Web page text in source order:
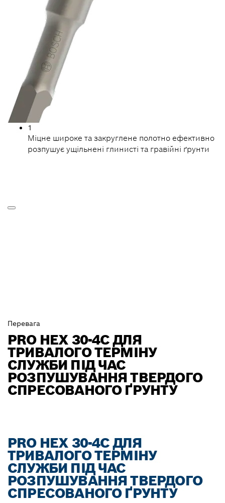
1
Міцне широке та закруглене полотно ефективно
розпушує ущільнені глинисті та гравійні ґрунти
Перевага
PRO HEX 30-4C ДЛЯ
ТРИВАЛОГО ТЕРМІНУ
СЛУЖБИ ПІД ЧАС
РОЗПУШУВАННЯ ТВЕРДОГО
СПРЕСОВАНОГО ҐРУНТУ
PRO HEX 30-4C ДЛЯ
ТРИВАЛОГО ТЕРМІНУ
СЛУЖБИ ПІД ЧАС
РОЗПУШУВАННЯ ТВЕРДОГО
СПРЕСОВАНОГО ҐРУНТУ